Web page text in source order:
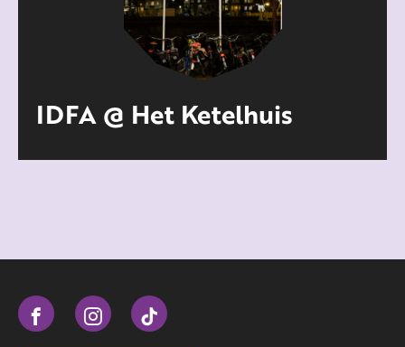
IDFA @ Het Ketelhuis